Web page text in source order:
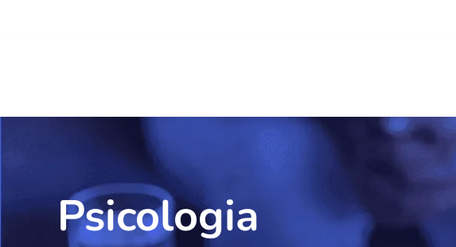
Psicologia